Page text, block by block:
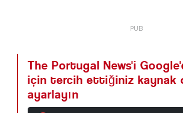
The Portugal News'i
için tercih ettiğiniz kaynak
ayarlayın